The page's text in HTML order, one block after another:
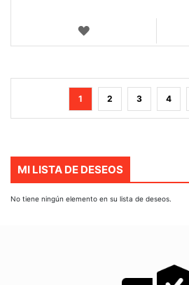
LISTA
Página
Actualmente
estás
1 Página
2 Página
3 Página
4
MI LISTA DE DESEOS
No tiene ningún elemento en su lista de deseos.